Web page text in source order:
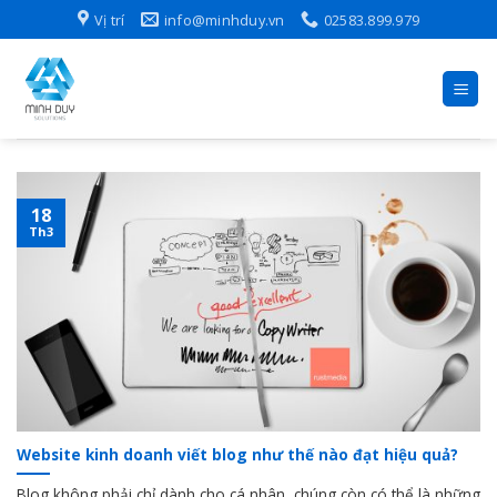
to
content
Vị trí info@minhduy.vn 02583.899.979
Website kinh doanh viết blog như thế nào đạt hiệu quả?
18
Th3